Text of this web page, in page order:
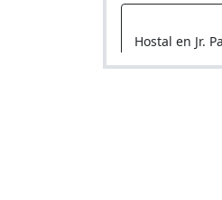
Hostal en Jr.